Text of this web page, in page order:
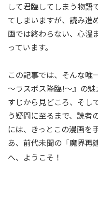
して君臨してしまう物語
てしまいますが、読み進
画では終わらない、心温
っています。
この記事では、そんな唯
〜ラスボス降臨!〜』の
すじから見どころ、そし
う疑問に至るまで、読者
には、きっとこの漫画を
あ、前代未聞の「魔界再
へ、ようこそ！